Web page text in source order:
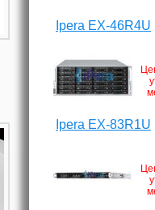
Ipera EX-46R4U
Ipera EX-83R1U